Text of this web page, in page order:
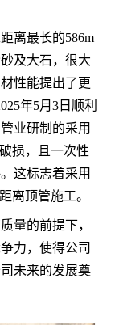
离最长的586m
及大石，很大
性能提出了更
年5月 3日顺利
业研制的采用
损，且一次性
。 这标志着采用
离顶管施工。
质量的前提下，
力，使得公司
未来的发展奠